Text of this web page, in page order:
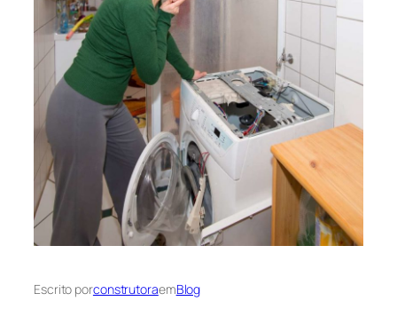
Escrito porconstrutoraemBlog